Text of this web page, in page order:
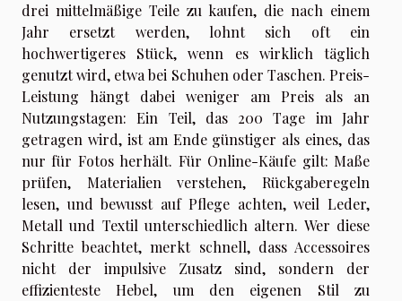
drei mittelmäßige Teile zu kaufen, die nach einem
Jahr ersetzt werden, lohnt sich oft ein
hochwertigeres Stück, wenn es wirklich täglich
genutzt wird, etwa bei Schuhen oder Taschen. Preis-
Leistung hängt dabei weniger am Preis als an
Nutzungstagen: Ein Teil, das 200 Tage im Jahr
getragen wird, ist am Ende günstiger als eines, das
nur für Fotos herhält. Für Online-Käufe gilt: Maße
prüfen, Materialien verstehen, Rückgaberegeln
lesen, und bewusst auf Pflege achten, weil Leder,
Metall und Textil unterschiedlich altern. Wer diese
Schritte beachtet, merkt schnell, dass Accessoires
nicht der impulsive Zusatz sind, sondern der
effizienteste Hebel, um den eigenen Stil zu